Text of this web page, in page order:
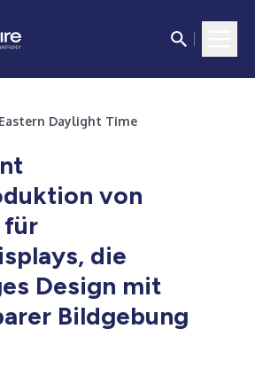
Eastern Daylight Time
von
für
die
Design mit
Bildgebung